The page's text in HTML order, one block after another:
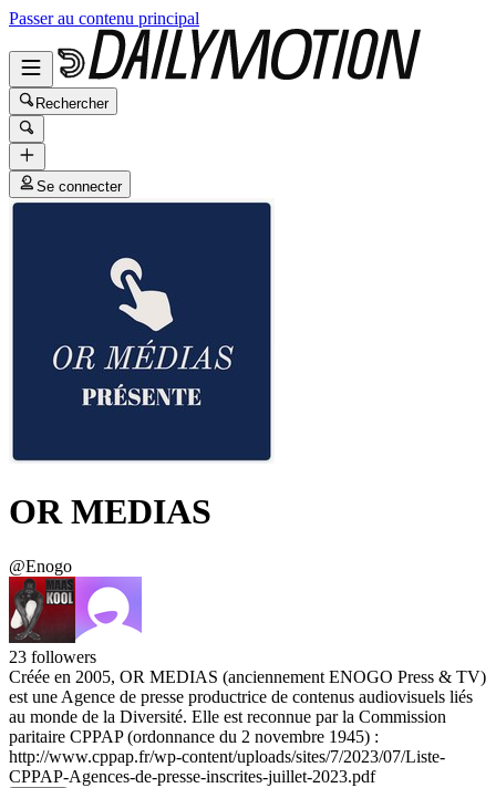
Passer au contenu principal
Rechercher
Se connecter
OR MEDIAS
@Enogo
23 followers
Créée en 2005, OR MEDIAS (anciennement ENOGO Press & TV)
est une Agence de presse productrice de contenus audiovisuels liés
au monde de la Diversité. Elle est reconnue par la Commission
paritaire CPPAP (ordonnance du 2 novembre 1945) :
http://www.cppap.fr/wp-content/uploads/sites/7/2023/07/Liste-
CPPAP-Agences-de-presse-inscrites-juillet-2023.pdf